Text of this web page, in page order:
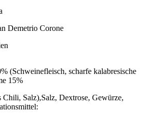
Demetrio Corone
(Schweinefleisch, scharfe kalabresische
15%
Chili, Salz),Salz, Dextrose, Gewürze,